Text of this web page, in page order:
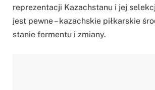
reprezentacji Kazachstanu i jej
jest pewne – kazachskie piłkarskie
stanie fermentu i zmiany.